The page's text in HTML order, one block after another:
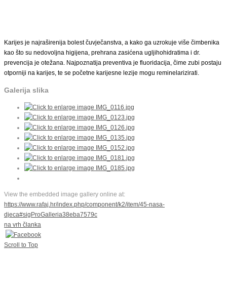
Karijes je najraširenija bolest čuvječanstva, a kako ga uzrokuje više čimbenika
kao što su nedovoljna higijena, prehrana zasićena ugljihohidratima i dr.
prevencija je otežana. Najpoznatija preventiva je fluoridacija, čime zubi postaju
otporniji na karijes, te se početne karijesne lezije mogu reminelarizirati.
Galerija slika
View the embedded image gallery online at:
https://www.rafaj.hr/index.php/component/k2/item/45-nasa-
djeca#sigProGalleria38eba7579c
na vrh članka
Scroll to Top